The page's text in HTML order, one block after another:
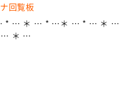
回覧板
* … ＊ … * …＊ … * … ＊ …
＊ …